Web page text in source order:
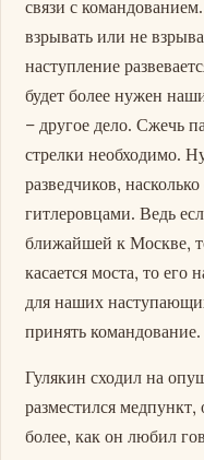
связи с
взрывать или не
наступление
будет более нужен
– другое дело. Сжечь
стрелки необходимо.
разведчиков,
гитлеровцами. Ведь
ближайшей к Москве,
касается моста, то его
для наших
принять командование.
Гулякин сходил на
разместился
более, как он любил